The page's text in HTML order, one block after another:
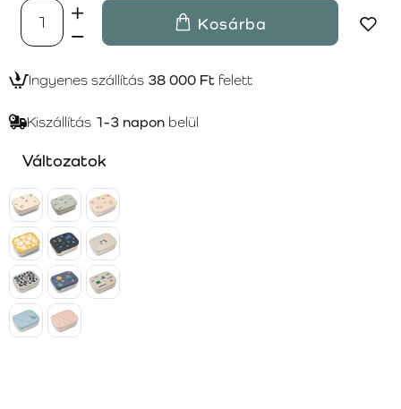
Kosárba
Ingyenes szállítás 38 000 Ft felett
Kiszállítás 1-3 napon belül
Változatok